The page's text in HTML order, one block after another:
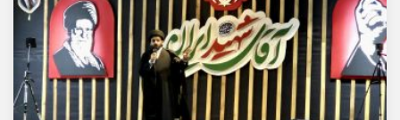
نخستین بیمارستان چشم‌پزشکی سمنان در مسیر بهره‌برداری
8 مرداد, 1405